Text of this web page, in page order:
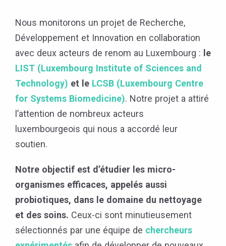
Nous monitorons un projet de Recherche,
Développement et Innovation en collaboration
avec deux acteurs de renom au Luxembourg : le
LIST (Luxembourg Institute of Sciences and
Technology) et le LCSB (Luxembourg Centre
for Systems Biomedicine). Notre projet a attiré
l’attention de nombreux acteurs
luxembourgeois qui nous a accordé leur
soutien.
Notre objectif est d’étudier les micro-
organismes efficaces, appelés aussi
probiotiques, dans le domaine du nettoyage
et des soins. Ceux-ci sont minutieusement
sélectionnés par une équipe de chercheurs